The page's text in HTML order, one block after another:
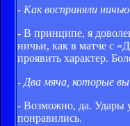
- Как восприняли
- В принципе, я
ничьи, как в матче с
проявить характер.
- Два мяча, которые вы
- Возможно, да. Удары
понравились.